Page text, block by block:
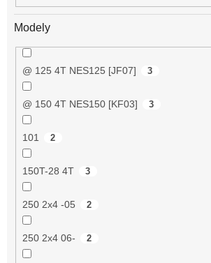
Modely
@ 125 4T NES125 [JF07] 3
@ 150 4T NES150 [KF03] 3
101 2
150T-28 4T 3
250 2x4 -05 2
250 2x4 06- 2